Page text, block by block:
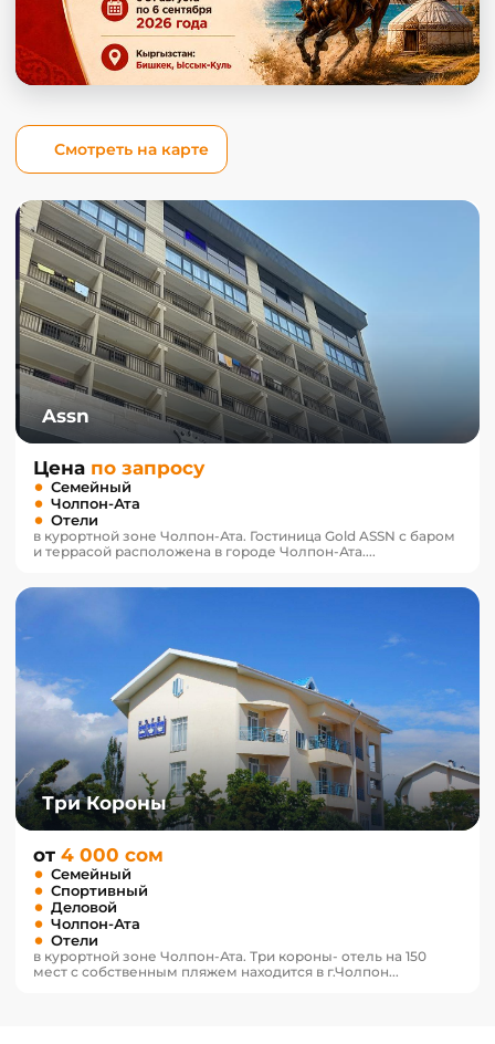
Смотреть на карте
Assn
Цена по запросу
Семейный
Чолпон-Ата
Отели
в курортной зоне Чолпон-Ата. Гостиница Gold ASSN с баром
и террасой расположена в городе Чолпон-Ата....
Три Короны
от 4 000 сом
Семейный
Спортивный
Деловой
Чолпон-Ата
Отели
в курортной зоне Чолпон-Ата. Три короны- отель на 150
мест с собственным пляжем находится в г.Чолпон...